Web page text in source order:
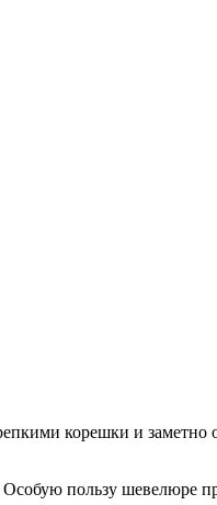
корешки и
Особую пользу